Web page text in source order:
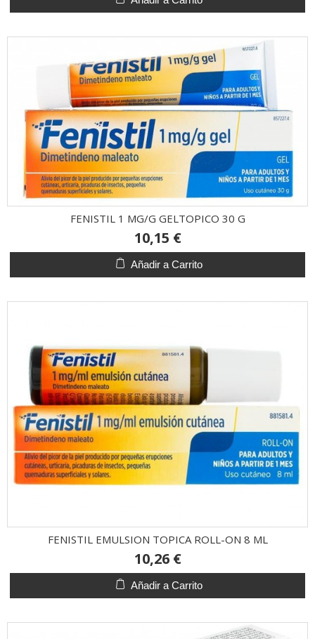
FENISTIL 1 MG/G GELTOPICO 30 G
10,15 €
Añadir a Carrito
FENISTIL EMULSION TOPICA ROLL-ON 8 ML
10,26 €
Añadir a Carrito